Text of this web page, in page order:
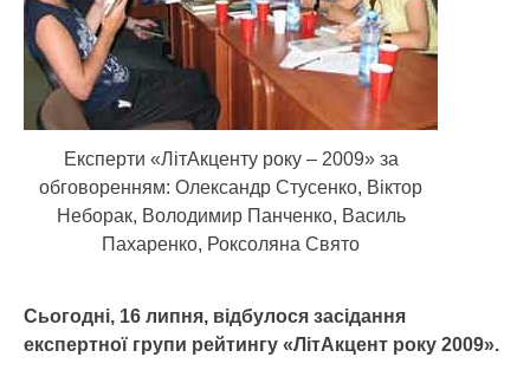
Експерти «ЛітАкценту року – 2009» за
обговоренням: Олександр Стусенко, Віктор
Неборак, Володимир Панченко, Василь
Пахаренко, Роксоляна Свято
Сьогодні, 16 липня, відбулося засідання
експертної групи рейтингу «ЛітАкцент року 2009».